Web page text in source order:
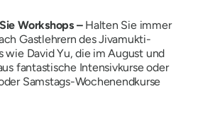
Workshops – Halten Sie immer
Gastlehrern des Jivamukti-
wie David Yu, die im August und
fantastische Intensivkurse oder
Samstags-Wochenendkurse